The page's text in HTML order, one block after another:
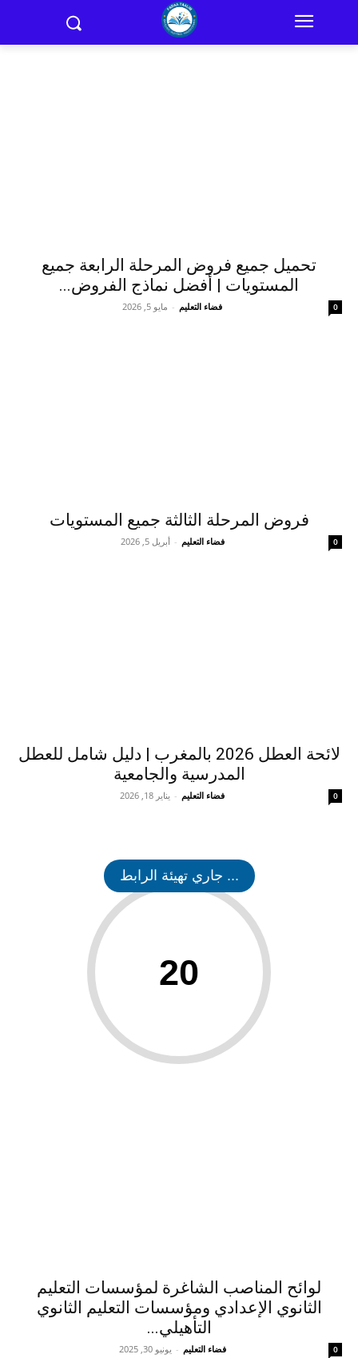
تحميل جميع فروض المرحلة الرابعة جميع
المستويات | أفضل نماذج الفروض...
فضاء التعليم - مايو 5, 2026 0
فروض المرحلة الثالثة جميع المستويات
فضاء التعليم - أبريل 5, 2026 0
لائحة العطل 2026 بالمغرب | دليل شامل للعطل
المدرسية والجامعية
فضاء التعليم - يناير 18, 2026 0
... جاري تهيئة الرابط
20
لوائح المناصب الشاغرة لمؤسسات التعليم
الثانوي الإعدادي ومؤسسات التعليم الثانوي
التأهيلي...
فضاء التعليم - يونيو 30, 2025 0